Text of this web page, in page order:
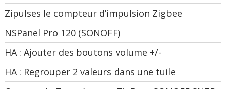
Zipulses le compteur d’impulsion Zigbee
NSPanel Pro 120 (SONOFF)
HA : Ajouter des boutons volume +/-
HA : Regrouper 2 valeurs dans une tuile